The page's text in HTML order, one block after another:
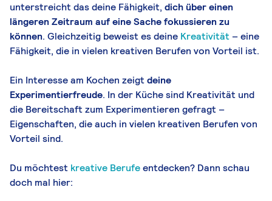
unterstreicht das deine Fähigkeit, dich über einen
längeren Zeitraum auf eine Sache fokussieren zu
können. Gleichzeitig beweist es deine Kreativität – eine
Fähigkeit, die in vielen kreativen Berufen von Vorteil ist.
Ein Interesse am Kochen zeigtdeine
Experimentierfreude. In der Küche sind Kreativität und
die Bereitschaft zum Experimentieren gefragt –
Eigenschaften, die auch in vielen kreativen Berufen von
Vorteil sind.
Du möchtest kreative Berufeentdecken? Dann schau
doch mal hier: